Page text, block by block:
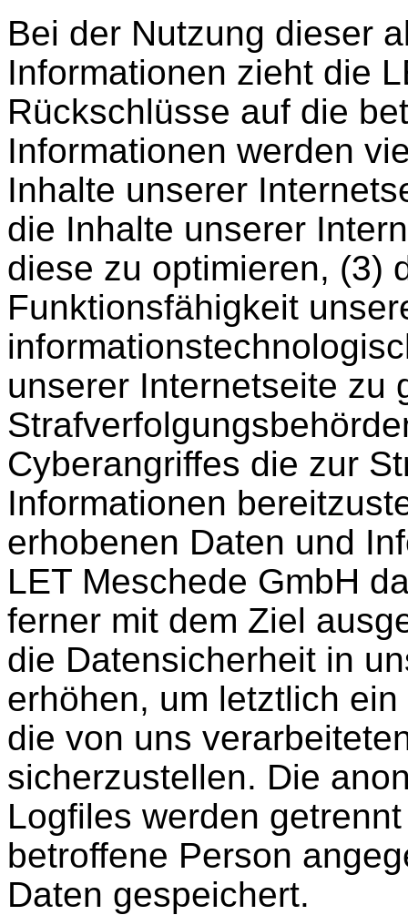
Bei der Nutzung dieser
Informationen zieht die
Rückschlüsse auf die
Informationen werden
Inhalte unserer
die Inhalte unserer
diese zu optimieren, (3)
Funktionsfähigkeit
unserer Internetseite zu
Cyberangriffes die zur
Informationen
erhobenen Daten und
LET Meschede GmbH
ferner mit dem Ziel
die Datensicherheit in
erhöhen, um letztlich
die von uns
sicherzustellen. Die
Logfiles werden
betroffene Person
Daten gespeichert.